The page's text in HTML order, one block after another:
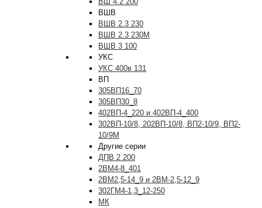
ВШВ
ВШВ 2.3 230
ВШВ 2.3 230М
ВШВ 3 100
УКС
УКС 400в 131
ВП
305ВП16_70
305ВП30_8
402ВП-4_220 и 402ВП-4_400
302ВП-10/8, 202ВП-10/8, ВП2-10/9, ВП2-
10/9М
Другие серии
ДПВ 2 200
2ВМ4-8_401
2ВМ2,5-14_9 и 2ВМ-2,5-12_9
302ГМ4-1,3_12-250
МК